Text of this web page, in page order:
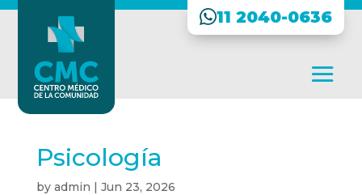
11 2040-0636
Psicología
by admin | Jun 23, 2026